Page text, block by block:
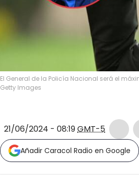
El General de la Policía Nacional será el
Getty Images
21/06/2024 - 08:19GMT-5
Añadir Caracol Radio en Google